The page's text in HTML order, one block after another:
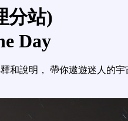
分站)
Day
和說明， 帶你遨遊迷人的宇